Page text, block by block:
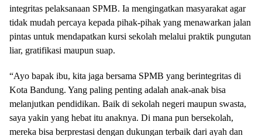
integritas pelaksanaan SPMB. Ia mengingatkan masyarakat agar
tidak mudah percaya kepada pihak-pihak yang menawarkan jalan
pintas untuk mendapatkan kursi sekolah melalui praktik pungutan
liar, gratifikasi maupun suap.
“Ayo bapak ibu, kita jaga bersama SPMB yang berintegritas di
Kota Bandung. Yang paling penting adalah anak-anak bisa
melanjutkan pendidikan. Baik di sekolah negeri maupun swasta,
saya yakin yang hebat itu anaknya. Di mana pun bersekolah,
mereka bisa berprestasi dengan dukungan terbaik dari ayah dan